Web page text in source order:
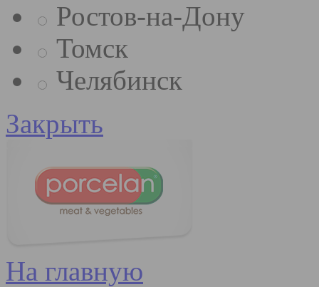
Ростов-на-Дону
Томск
Челябинск
Закрыть
На главную